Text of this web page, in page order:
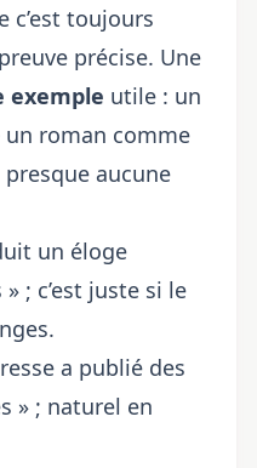
c’est toujours
précise. Une
exemple utile : un
roman comme
presque aucune
un éloge
; c’est juste si le
a publié des
» ; naturel en